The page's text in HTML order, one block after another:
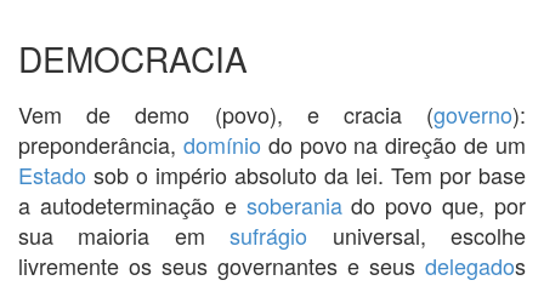
DEMOCRACIA
Vem de demo (povo), e cracia (governo):
preponderância, domínio do povo na direção de um
Estado sob o império absoluto da lei. Tem por base
a autodeterminação e soberaniado povo que, por
sua maioria emsufrágio universal, escolhe
livremente os seus governantes e seus delegados